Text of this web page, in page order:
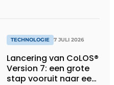
TECHNOLOGIE 7 JULI 2026
Lancering van CoLOS®
Version 7: een grote
stap vooruit naar een